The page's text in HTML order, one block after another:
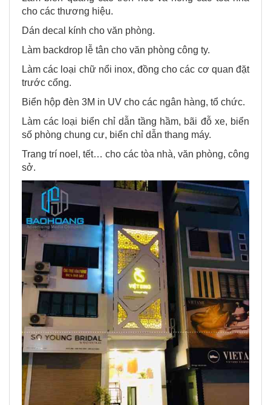
cho các thương hiệu.
Dán decal kính cho văn phòng.
Làm backdrop lễ tân cho văn phòng công ty.
Làm các loại chữ nổi inox, đồng cho các cơ quan đặt
trước cổng.
Biển hộp đèn 3M in UV cho các ngân hàng, tổ chức.
Làm các loại biển chỉ dẫn tầng hầm, bãi đỗ xe, biển
số phòng chung cư, biển chỉ dẫn thang máy.
Trang trí noel, tết… cho các tòa nhà, văn phòng, công
sở.